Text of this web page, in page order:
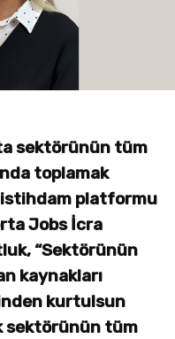
sektörünün tüm
toplamak
istihdam platformu
Jobs İcra
“Sektörünün
kaynakları
kurtulsun
sektörünün tüm